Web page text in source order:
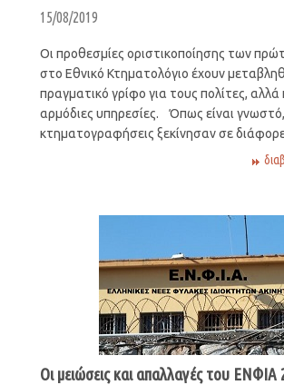
15/08/2019
Οι προθεσμίες οριστικοποίησης των
στο Εθνικό Κτηματολόγιο έχουν
πραγματικό γρίφο για τους πολίτες, αλλά
αρμόδιες υπηρεσίες. Όπως είναι
κτηματογραφήσεις ξεκίνησαν σε
Οι μειώσεις και απαλλαγές του ΕΝΦΙΑ